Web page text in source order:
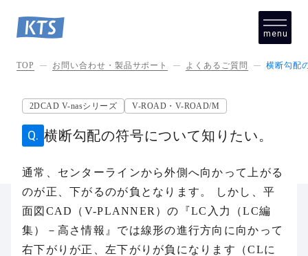
menu
close
TOP お問い合わせ・製品サポート よくあるご質問 横断勾配
2DCAD V-nasシリーズ V-ROAD・V-ROAD/M
横断勾配の符号について知りたい。
通常、センターラインから外側へ向かって上がる
のが正、下がるのが負となります。 しかし、平
面図CAD（V-PLANNER）の『LC入力（LC編
集）－高さ情報』では線形の進行方向に向かって
右下がりが正、左下がりが負になります（CLに